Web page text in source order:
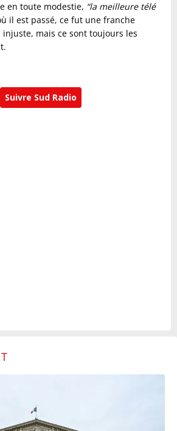
en toute modestie, “la meilleure télé
il est passé, ce fut une franche
injuste, mais ce sont toujours les
Suivre Sud Radio